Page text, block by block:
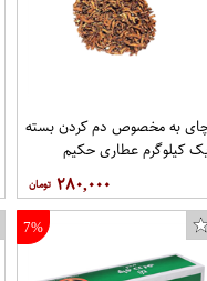
به مخصوص دم کردن بسته
کیلوگرم عطاری حکیم
۲۸۰,۰۰۰
7%